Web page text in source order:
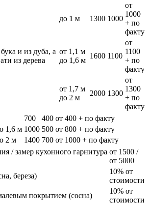
и из дуба, а
из дерева
до 1 м 1300 1000
от
1000
+ по
факту
от 1,1 м
до 1,6 м
1600 1100
от
1100
+ по
факту
от 1,7 м
до 2 м
2000 1300
от
1300
+ по
факту
700 400 от 400 + по факту
1,6 м 1000 500 от 800 + по факту
2 м
1400 700 от 1000 + по факту
/ замер кухонного гарнитура от 1500 /
от 5000
береза)
10% от
стоимости
покрытием (сосна)
10% от
стоимости